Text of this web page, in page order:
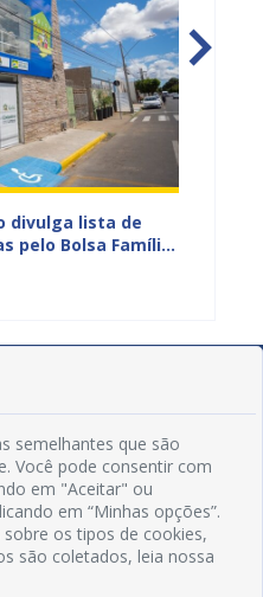
divulga lista de
pelo Bolsa Família
semelhantes que são
Você pode consentir com
em "Aceitar" ou
em “Minhas opções”.
os tipos de cookies,
são coletados, leia nossa